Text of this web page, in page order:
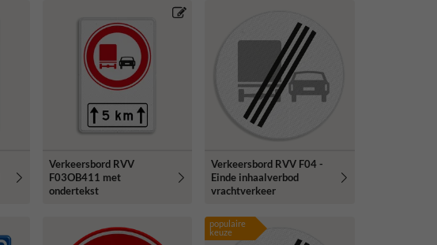
Verkeersbord RVV
F03OB411 met
ondertekst
Verkeersbord RVV F04 -
Einde inhaalverbod
vrachtverkeer
populaire
keuze